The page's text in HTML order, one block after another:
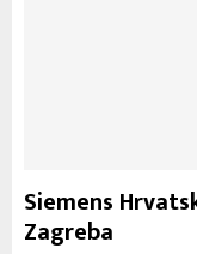
Siemens
Zagreba